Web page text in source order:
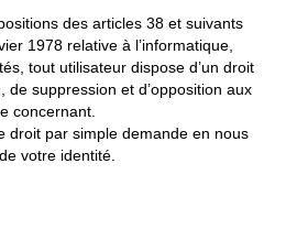
des articles 38 et suivants
1978 relative à l’informatique,
tout utilisateur dispose d’un droit
de suppression et d’opposition aux
concernant.
droit par simple demande en nous
votre identité.